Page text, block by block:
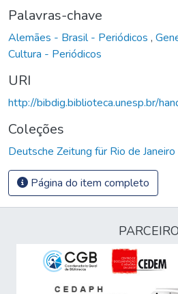
Palavras-chave
Alemães - Brasil - Periódicos ,
Cultura - Periódicos
URI
http://bibdig.biblioteca.unesp.br/
Coleções
Deutsche Zeitung für Rio de Janeiro
Página do item completo